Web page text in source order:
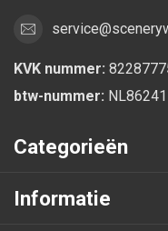
KVK nummer:
btw-nummer:
Categorieën
Informatie